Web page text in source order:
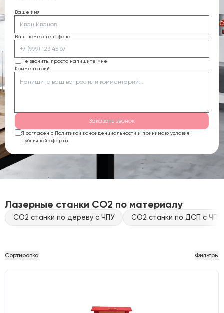
Ваше имя
Ваш номер телефона
Не звонить, просто напишите мне
Комментарий
Заказать звонок
Я согласен с Политикой конфиденциальности и принимаю условия
Публичной оферты.
Лазерные станки CO2 по материалу
CO2 станки по дереву с ЧПУ CO2 станки по ДСП с ЧПУ
Сортировка Фильтры